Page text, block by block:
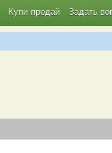
Купи-продай Задать